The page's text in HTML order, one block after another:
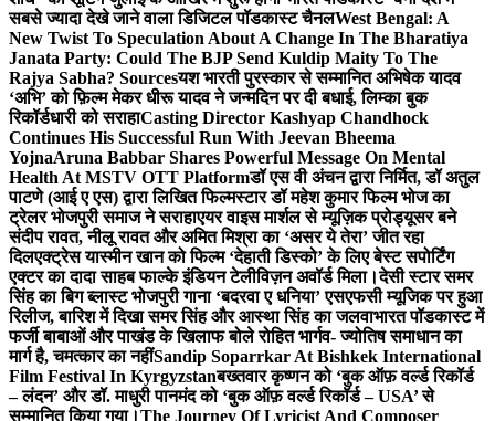
सबसे ज्यादा देखे जाने वाला डिजिटल पॉडकास्ट चैनलWest Bengal: A
New Twist To Speculation About A Change In The Bharatiya
Janata Party: Could The BJP Send Kuldip Maity To The
Rajya Sabha? Sourcesयश भारती पुरस्कार से सम्मानित अभिषेक यादव
‘अभि’ को फ़िल्म मेकर धीरू यादव ने जन्मदिन पर दी बधाई, लिम्का बुक
रिकॉर्डधारी को सराहाCasting Director Kashyap Chandhock
Continues His Successful Run With Jeevan Bheema
YojnaAruna Babbar Shares Powerful Message On Mental
Health At MSTV OTT Platformडॉ एस वी अंचन द्वारा निर्मित, डॉ अतुल
पाटणे (आई ए एस) द्वारा लिखित फिल्मस्टार डॉ महेश कुमार फिल्म भोज का
ट्रेलर भोजपुरी समाज ने सराहाएयर वाइस मार्शल से म्यूज़िक प्रोड्यूसर बने
संदीप रावत, नीलू रावत और अमित मिश्रा का ‘असर ये तेरा’ जीत रहा
दिलएक्ट्रेस यास्मीन खान को फिल्म ‘देहाती डिस्को’ के लिए बेस्ट सपोर्टिंग
एक्टर का दादा साहब फाल्के इंडियन टेलीविज़न अवॉर्ड मिला।देसी स्टार समर
सिंह का बिग ब्लास्ट भोजपुरी गाना ‘बदरवा ए धनिया’ एसएफसी म्यूजिक पर हुआ
रिलीज, बारिश में दिखा समर सिंह और आस्था सिंह का जलवाभारत पॉडकास्ट में
फर्जी बाबाओं और पाखंड के खिलाफ बोले रोहित भार्गव- ज्योतिष समाधान का
मार्ग है, चमत्कार का नहींSandip Soparrkar At Bishkek International
Film Festival In Kyrgyzstanबख्तवार कृष्णन को ‘बुक ऑफ़ वर्ल्ड रिकॉर्ड
– लंदन’ और डॉ. माधुरी पानमंद को ‘बुक ऑफ़ वर्ल्ड रिकॉर्ड – USA’ से
सम्मानित किया गया।The Journey Of Lyricist And Composer